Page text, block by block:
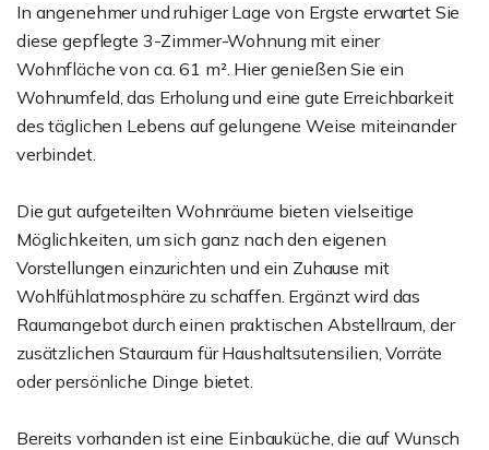
In angenehmer und ruhiger Lage von Ergste erwartet Sie
diese gepflegte 3-Zimmer-Wohnung mit einer
Wohnfläche von ca. 61 m². Hier genießen Sie ein
Wohnumfeld, das Erholung und eine gute Erreichbarkeit
des täglichen Lebens auf gelungene Weise miteinander
verbindet.
Die gut aufgeteilten Wohnräume bieten vielseitige
Möglichkeiten, um sich ganz nach den eigenen
Vorstellungen einzurichten und ein Zuhause mit
Wohlfühlatmosphäre zu schaffen. Ergänzt wird das
Raumangebot durch einen praktischen Abstellraum, der
zusätzlichen Stauraum für Haushaltsutensilien, Vorräte
oder persönliche Dinge bietet.
Bereits vorhanden ist eine Einbauküche, die auf Wunsch